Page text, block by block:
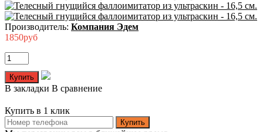
Производитель: Компания Эдем
1850руб
В закладки В сравнение
Купить в 1 клик
Купить